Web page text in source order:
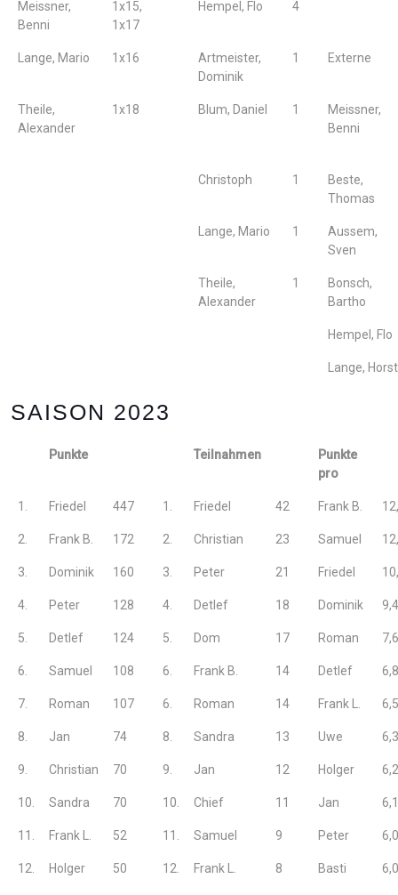
Meissner,
Benni
1x15,
1x17
Hempel, Flo 4
Lange, Mario 1x16
Artmeister,
Dominik
1 Externe
Theile,
Alexander
1x18 Blum, Daniel 1
Meissner,
Benni
Christoph 1
Beste,
Thomas
Lange, Mario 1
Aussem,
Sven
Theile,
Alexander
1
Bonsch,
Bartho
Hempel, Flo
Lange, Horst
SAISON 2023
Punkte Teilnahmen
Punkte
pro
1. Friedel 447 1. Friedel 42 Frank B.
2. Frank B. 172 2. Christian 23 Samuel
3. Dominik 160 3. Peter 21 Friedel
4. Peter 128 4. Detlef 18 Dominik
5. Detlef 124 5. Dom 17 Roman
6. Samuel 108 6. Frank B. 14 Detlef
7. Roman 107 6. Roman 14 Frank L.
8. Jan 74 8. Sandra 13 Uwe
9. Christian 70 9. Jan 12 Holger
10. Sandra 70 10. Chief 11 Jan
11. Frank L. 52 11. Samuel 9 Peter
12. Holger 50 12. Frank L. 8 Basti